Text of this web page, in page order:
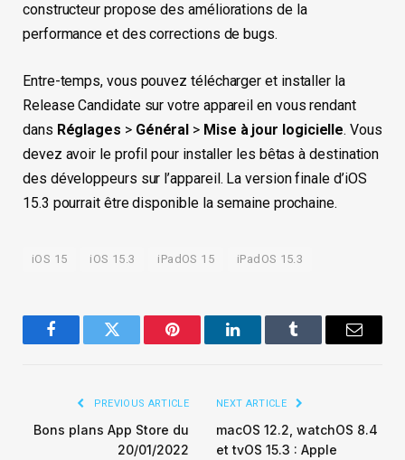
constructeur propose des améliorations de la
performance et des corrections de bugs.
Entre-temps, vous pouvez télécharger et installer la
Release Candidate sur votre appareil en vous rendant
dans Réglages > Général > Mise à jour logicielle. Vous
devez avoir le profil pour installer les bêtas à destination
des développeurs sur l’appareil. La version finale d’iOS
15.3 pourrait être disponible la semaine prochaine.
iOS 15 iOS 15.3 iPadOS 15 iPadOS 15.3
FacebookTwitter Pinterest LinkedInTumblr Email
PREVIOUS ARTICLE
Bons plans App Store du
20/01/2022
NEXT ARTICLE
macOS 12.2, watchOS 8.4
et tvOS 15.3 : Apple